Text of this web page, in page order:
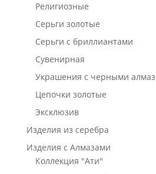
Религиозные
Серьги золотые
Серьги с бриллиантами
Сувенирная
Украшения с черными
Цепочки золотые
Эксклюзив
Изделия из серебра
Изделия с Алмазами
Коллекция "Ати"